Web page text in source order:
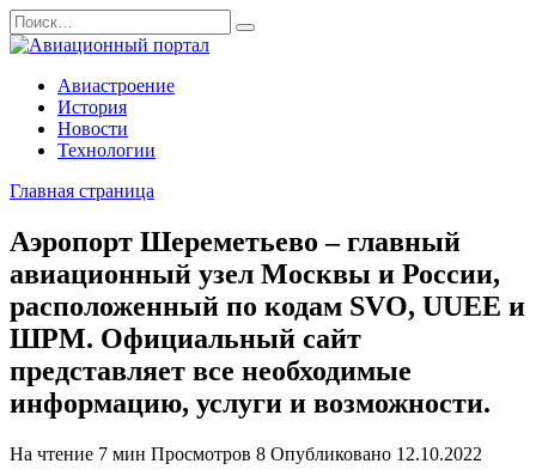
Перейти
к
содержанию
Search
for:
Авиастроение
История
Новости
Технологии
Главная страница
Аэропорт Шереметьево – главный
авиационный узел Москвы и России,
расположенный по кодам SVO, UUEE и
ШРМ. Официальный сайт
представляет все необходимые
информацию, услуги и возможности.
На чтение 7 мин Просмотров 8 Опубликовано 12.10.2022